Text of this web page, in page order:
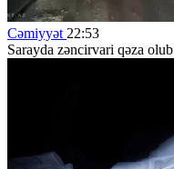
Cəmiyyət 22:53
Sarayda zəncirvari qəza olub